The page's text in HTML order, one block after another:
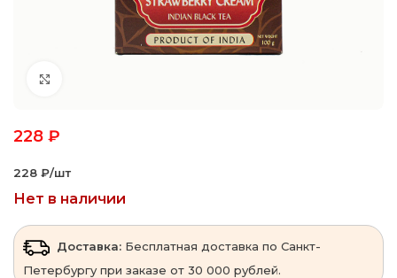
228 ₽
228 ₽‎/шт
Нет в наличии
Доставка: Бесплатная доставка по Санкт-
Петербургу при заказе от 30 000 рублей.